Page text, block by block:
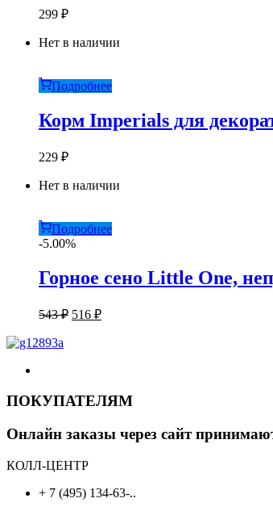
299 ₽
Нет в наличии
Подробнее
Корм Imperials для
229 ₽
Нет в наличии
Подробнее
-5.00%
Горное сено Little One,
543₽ Первоначальная
516 ₽Текущая
ПОКУПАТЕЛЯМ
Онлайн заказы через сайт
КОЛЛ-ЦЕНТР
+ 7 (495) 134-63-..